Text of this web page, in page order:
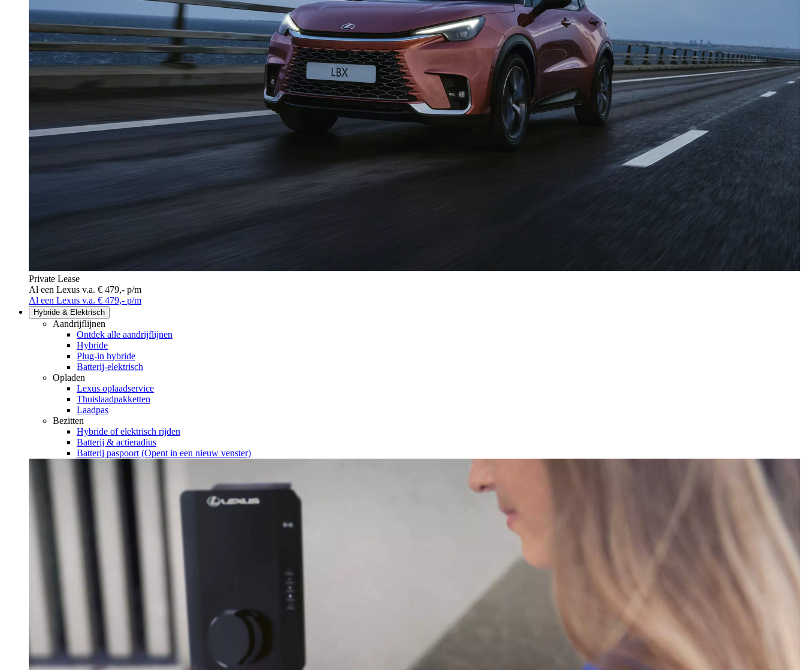
Private Lease
Al een Lexus v.a. € 479,- p/m
Al een Lexus v.a. € 479,- p/m
Hybride & Elektrisch
Aandrijflijnen
Ontdek alle aandrijflijnen
Hybride
Plug-in hybride
Batterij-elektrisch
Opladen
Lexus oplaadservice
Thuislaadpakketten
Laadpas
Bezitten
Hybride of elektrisch rijden
Batterij & actieradius
Batterij paspoort (Opent in een nieuw venster)